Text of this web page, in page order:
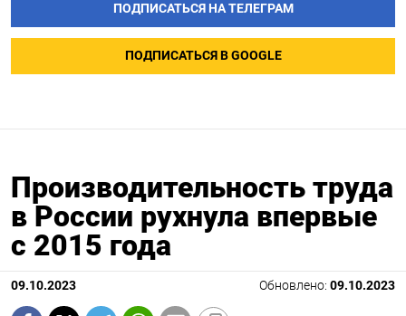
ПОДПИСАТЬСЯ НА ТЕЛЕГРАМ
ПОДПИСАТЬСЯ В GOOGLE
Производительность труда
в России рухнула впервые
с 2015 года
09.10.2023 Обновлено: 09.10.2023